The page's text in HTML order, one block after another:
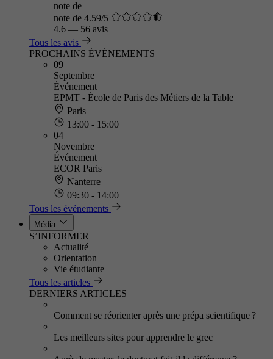
note de
note de 4.59/5
4.6 — 56 avis
Tous les avis
PROCHAINS ÉVÈNEMENTS
09
Septembre
Événement
EPMT - École de Paris des Métiers de la Table
Paris
13:00 - 15:00
04
Novembre
Événement
ECOR Paris
Nanterre
09:30 - 14:00
Tous les événements
Média
S’INFORMER
Actualité
Orientation
Vie étudiante
Tous les articles
DERNIERS ARTICLES
Comment se réorienter après une prépa scientifique ?
Les meilleurs sites pour apprendre le grec